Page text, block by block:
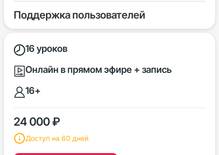
Поддержка пользователей
16 уроков
Онлайн в прямом эфире + запись
16+
24 000 ₽
Доступ на 60 дней